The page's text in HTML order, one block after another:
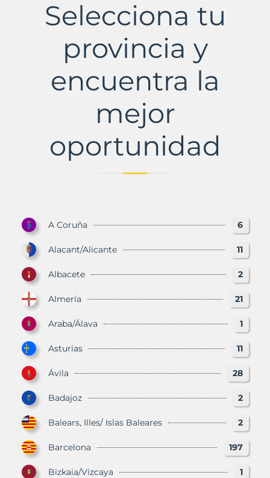
MunicipioSelecciona tu
provincia y
encuentra la
mejor
oportunidad
A Coruña 6
Alacant/Alicante 11
Albacete 2
Almería 21
Araba/Álava 1
Asturias 11
Ávila 28
Badajoz 2
Balears, Illes/ Islas Baleares 2
Barcelona 197
Bizkaia/Vizcaya 1